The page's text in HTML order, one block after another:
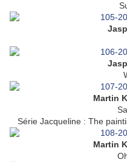
Martin
Série Jacqueline : The
Martin